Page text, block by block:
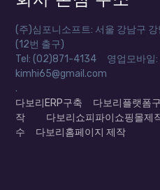
(주)심포니소프트: 서울 강남구
(12번 출구)
Tel: (02)871-4134 영업모바
kimhi65@gmail.com
.
다보리ERP구축
다보리플랫폼
작
다보리쇼피파이쇼핑몰제
수
다보리홈페이지 제작